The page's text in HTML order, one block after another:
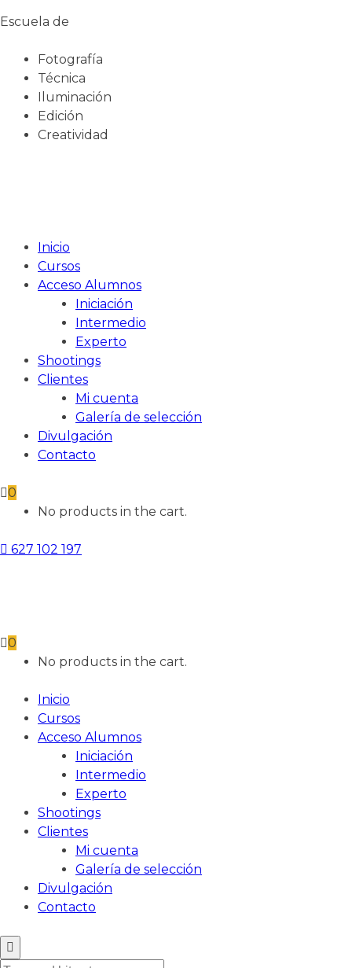
Escuela de
Fotografía
Técnica
Iluminación
Edición
Creatividad
Inicio
Cursos
Acceso Alumnos
Iniciación
Intermedio
Experto
Shootings
Clientes
Mi cuenta
Galería de selección
Divulgación
Contacto
0
No products in the cart.
627 102 197
0
No products in the cart.
Inicio
Cursos
Acceso Alumnos
Iniciación
Intermedio
Experto
Shootings
Clientes
Mi cuenta
Galería de selección
Divulgación
Contacto